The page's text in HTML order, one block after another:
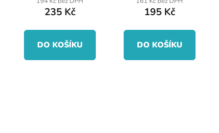
235 Kč
DO KOŠÍKU
195 Kč
DO KOŠÍKU